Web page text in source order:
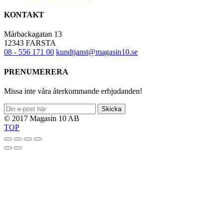
KONTAKT
Mårbackagatan 13
12343 FARSTA
08 - 556 171 00 kundtjanst@magasin10.se
PRENUMERERA
Missa inte våra återkommande erbjudanden!
Skicka
© 2017 Magasin 10 AB
TOP